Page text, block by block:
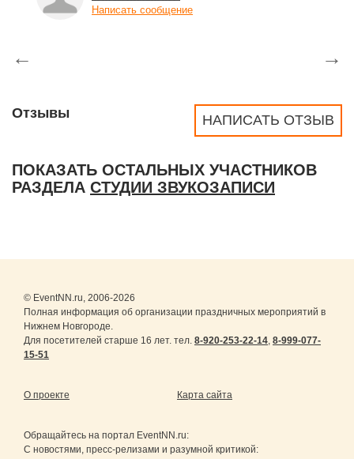
Написать сообщение
← →
НАПИСАТЬ ОТЗЫВ
Отзывы
ПОКАЗАТЬ ОСТАЛЬНЫХ УЧАСТНИКОВ
РАЗДЕЛА СТУДИИ ЗВУКОЗАПИСИ
© EventNN.ru, 2006-2026
Полная информация об организации праздничных мероприятий в
Нижнем Новгороде.
Для посетителей старше 16 лет. тел. 8-920-253-22-14, 8-999-077-
15-51
О проекте Карта сайта
Обращайтесь на портал EventNN.ru:
С новостями, пресс-релизами и разумной критикой: